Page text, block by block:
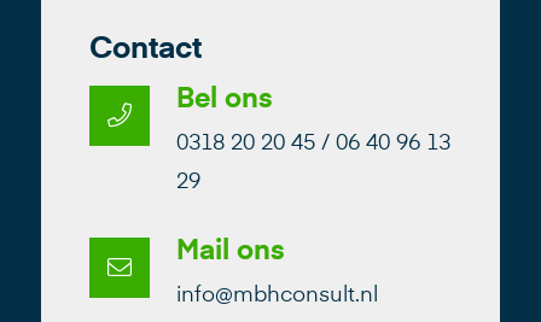
Contact
Bel ons
0318 20 20 45 / 06 40 96 13
29
Mail ons
info@mbhconsult.nl